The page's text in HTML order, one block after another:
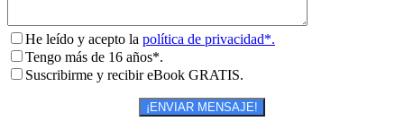
He leído y acepto la política de privacidad*.
Tengo más de 16 años*.
Suscribirme y recibir eBook GRATIS.